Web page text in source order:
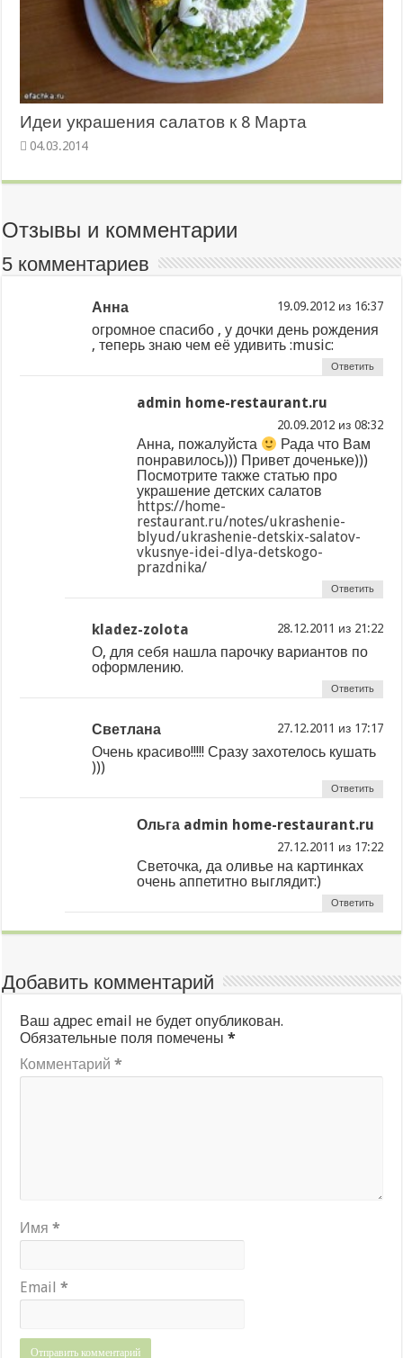
Идеи украшения салатов к 8 Марта
04.03.2014
Отзывы и комментарии
5 комментариев
Анна из
огромное спасибо , у дочки день рождения
, теперь знаю чем её удивить :music:
Ответить
admin home-restaurant.ru
из
Анна, пожалуйста
Рада что Вам
понравилось))) Привет доченьке)))
Посмотрите также статью про
украшение детских салатов
https://home-
restaurant.ru/notes/ukrashenie-
blyud/ukrashenie-detskix-salatov-
vkusnye-idei-dlya-detskogo-
prazdnika/
Ответить
kladez-zolota из
О, для себя нашла парочку вариантов по
оформлению.
Ответить
Светлана из
Очень красиво!!!!! Сразу захотелось кушать
)))
Ответить
Ольга admin home-restaurant.ru
из
Светочка, да оливье на картинках
очень аппетитно выглядит:)
Ответить
Добавить комментарий
Ваш адрес email не будет опубликован.
Обязательные поля помечены*
Комментарий*
Имя*
Email*